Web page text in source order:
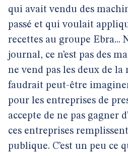
qui avait vendu des
passé et qui voulait
recettes au groupe Ebra...
journal, ce n’est pas des
ne vend pas les deux de
faudrait peut-être
pour les entreprises de
accepte de ne pas gagner
ces entreprises
publique. C’est un peu ce